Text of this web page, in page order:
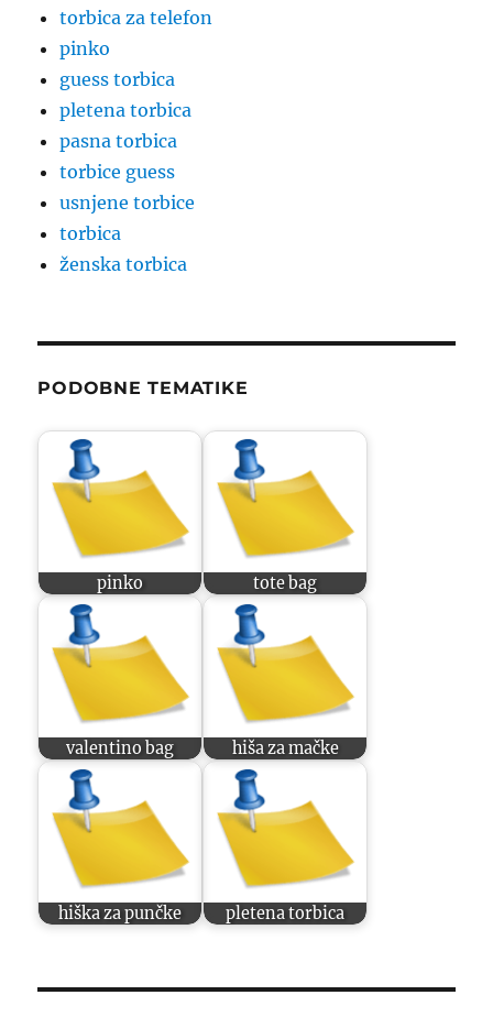
torbica za telefon
pinko
guess torbica
pletena torbica
pasna torbica
torbice guess
usnjene torbice
torbica
ženska torbica
PODOBNE TEMATIKE
pinko tote bag
valentino bag hiša za mačke
hiška za punčke pletena torbica